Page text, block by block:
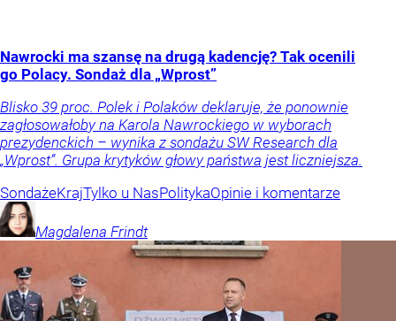
Nawrocki ma szansę na drugą kadencję? Tak ocenili
go Polacy. Sondaż dla „Wprost”
Blisko 39 proc. Polek i Polaków deklaruje, że ponownie
zagłosowałoby na Karola Nawrockiego w wyborach
prezydenckich – wynika z sondażu SW Research dla
„Wprost”. Grupa krytyków głowy państwa jest liczniejsza.
SondażeKrajTylko u NasPolitykaOpinie i komentarze
Magdalena Frindt